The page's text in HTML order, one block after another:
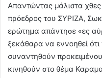
Απαντώντας μάλιστα
πρόεδρος του ΣΥΡΙΖΑ,
ερώτημα απάντησε «ες
ξεκάθαρα να εννοηθεί
συναντηθούν
κινηθούν στο θέμα